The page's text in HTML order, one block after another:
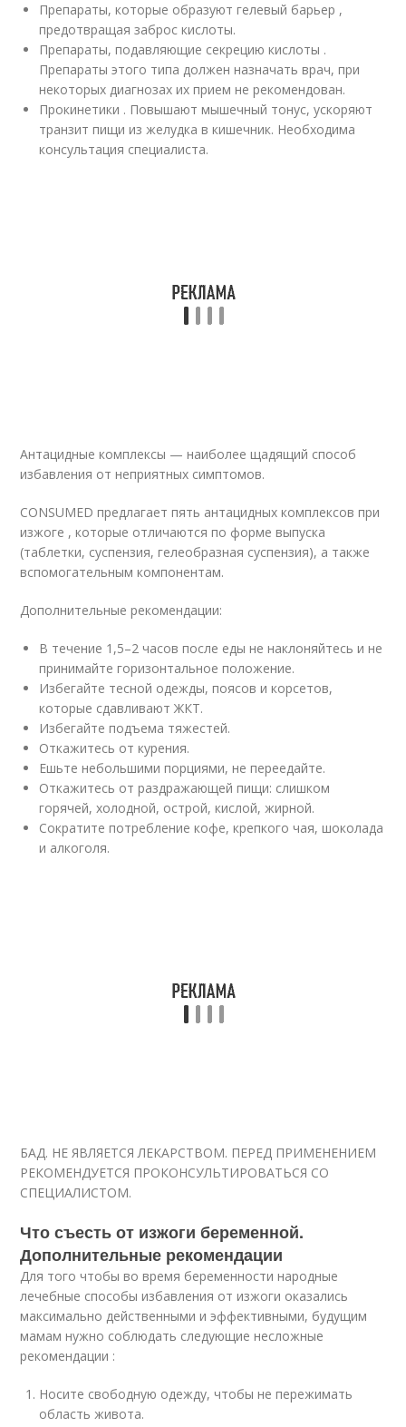
Препараты, которые образуют гелевый барьер ,
предотвращая заброс кислоты.
Препараты, подавляющие секрецию кислоты .
Препараты этого типа должен назначать врач, при
некоторых диагнозах их прием не рекомендован.
Прокинетики . Повышают мышечный тонус, ускоряют
транзит пищи из желудка в кишечник. Необходима
консультация специалиста.
Антацидные комплексы — наиболее щадящий способ
избавления от неприятных симптомов.
CONSUMED предлагает пять антацидных комплексов при
изжоге , которые отличаются по форме выпуска
(таблетки, суспензия, гелеобразная суспензия), а также
вспомогательным компонентам.
Дополнительные рекомендации:
В течение 1,5–2 часов после еды не наклоняйтесь и не
принимайте горизонтальное положение.
Избегайте тесной одежды, поясов и корсетов,
которые сдавливают ЖКТ.
Избегайте подъема тяжестей.
Откажитесь от курения.
Ешьте небольшими порциями, не переедайте.
Откажитесь от раздражающей пищи: слишком
горячей, холодной, острой, кислой, жирной.
Сократите потребление кофе, крепкого чая, шоколада
и алкоголя.
БАД. НЕ ЯВЛЯЕТСЯ ЛЕКАРСТВОМ. ПЕРЕД ПРИМЕНЕНИЕМ
РЕКОМЕНДУЕТСЯ ПРОКОНСУЛЬТИРОВАТЬСЯ СО
СПЕЦИАЛИСТОМ.
Что съесть от изжоги беременной.
Дополнительные рекомендации
Для того чтобы во время беременности народные
лечебные способы избавления от изжоги оказались
максимально действенными и эффективными, будущим
мамам нужно соблюдать следующие несложные
рекомендации :
Носите свободную одежду, чтобы не пережимать
область живота.